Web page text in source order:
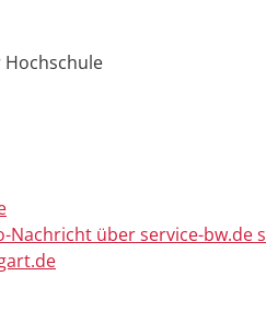
Nachricht über service-bw.de